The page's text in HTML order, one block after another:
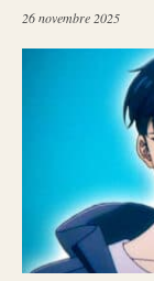
26 novembre 2025